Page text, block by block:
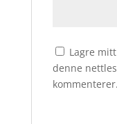
Lagre
denne
kommenterer.